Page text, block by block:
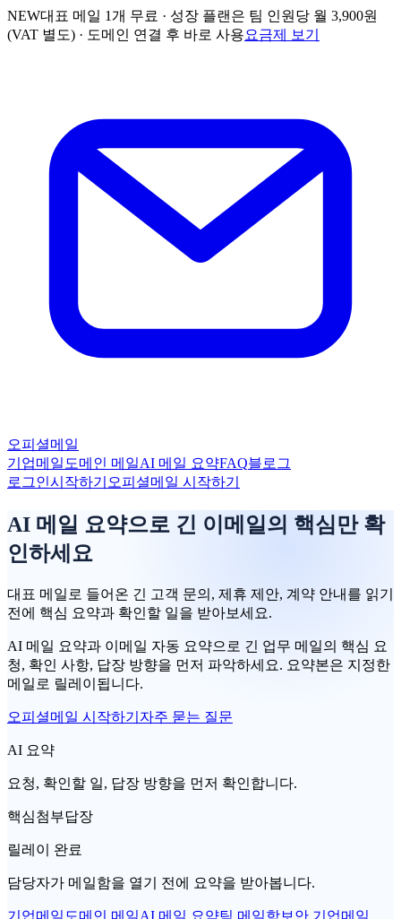
NEW대표 메일 1개 무료 · 성장 플랜은 팀 인원당 월 3,900원
(VAT 별도) · 도메인 연결 후 바로 사용요금제 보기
오피셜메일
기업메일 도메인 메일AI 메일 요약FAQ블로그
로그인시작하기 오피셜메일 시작하기
AI 메일 요약으로 긴 이메일의 핵심만 확
인하세요
대표 메일로 들어온 긴 고객 문의, 제휴 제안, 계약 안내를 읽기
전에 핵심 요약과 확인할 일을 받아보세요.
AI 메일 요약과 이메일 자동 요약으로 긴 업무 메일의 핵심 요
청, 확인 사항, 답장 방향을 먼저 파악하세요. 요약본은 지정한
메일로 릴레이됩니다.
오피셜메일 시작하기 자주 묻는 질문
AI 요약
요청, 확인할 일, 답장 방향을 먼저 확인합니다.
핵심첨부답장
릴레이 완료
담당자가 메일함을 열기 전에 요약을 받아봅니다.
기업메일 도메인 메일AI 메일 요약팀 메일함보안 기업메일